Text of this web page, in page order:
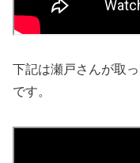
下記は瀬戸さんが取
です。